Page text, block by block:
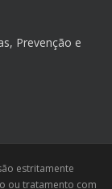
Prevenção e
estritamente
ou tratamento com